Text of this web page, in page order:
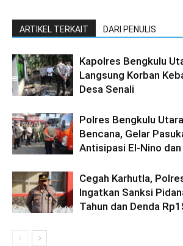
ARTIKEL TERKAIT DARI PENULIS
Kapolres Bengkulu
Langsung Korban
Desa Senali
Polres Bengkulu
Bencana, Gelar
Antisipasi El-Nino
Cegah Karhutla,
Ingatkan Sanksi
Tahun dan Denda